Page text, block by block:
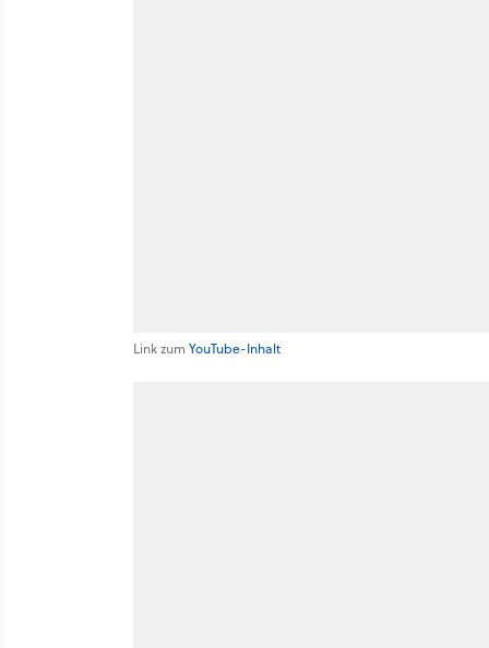
Link zum YouTube-Inhalt